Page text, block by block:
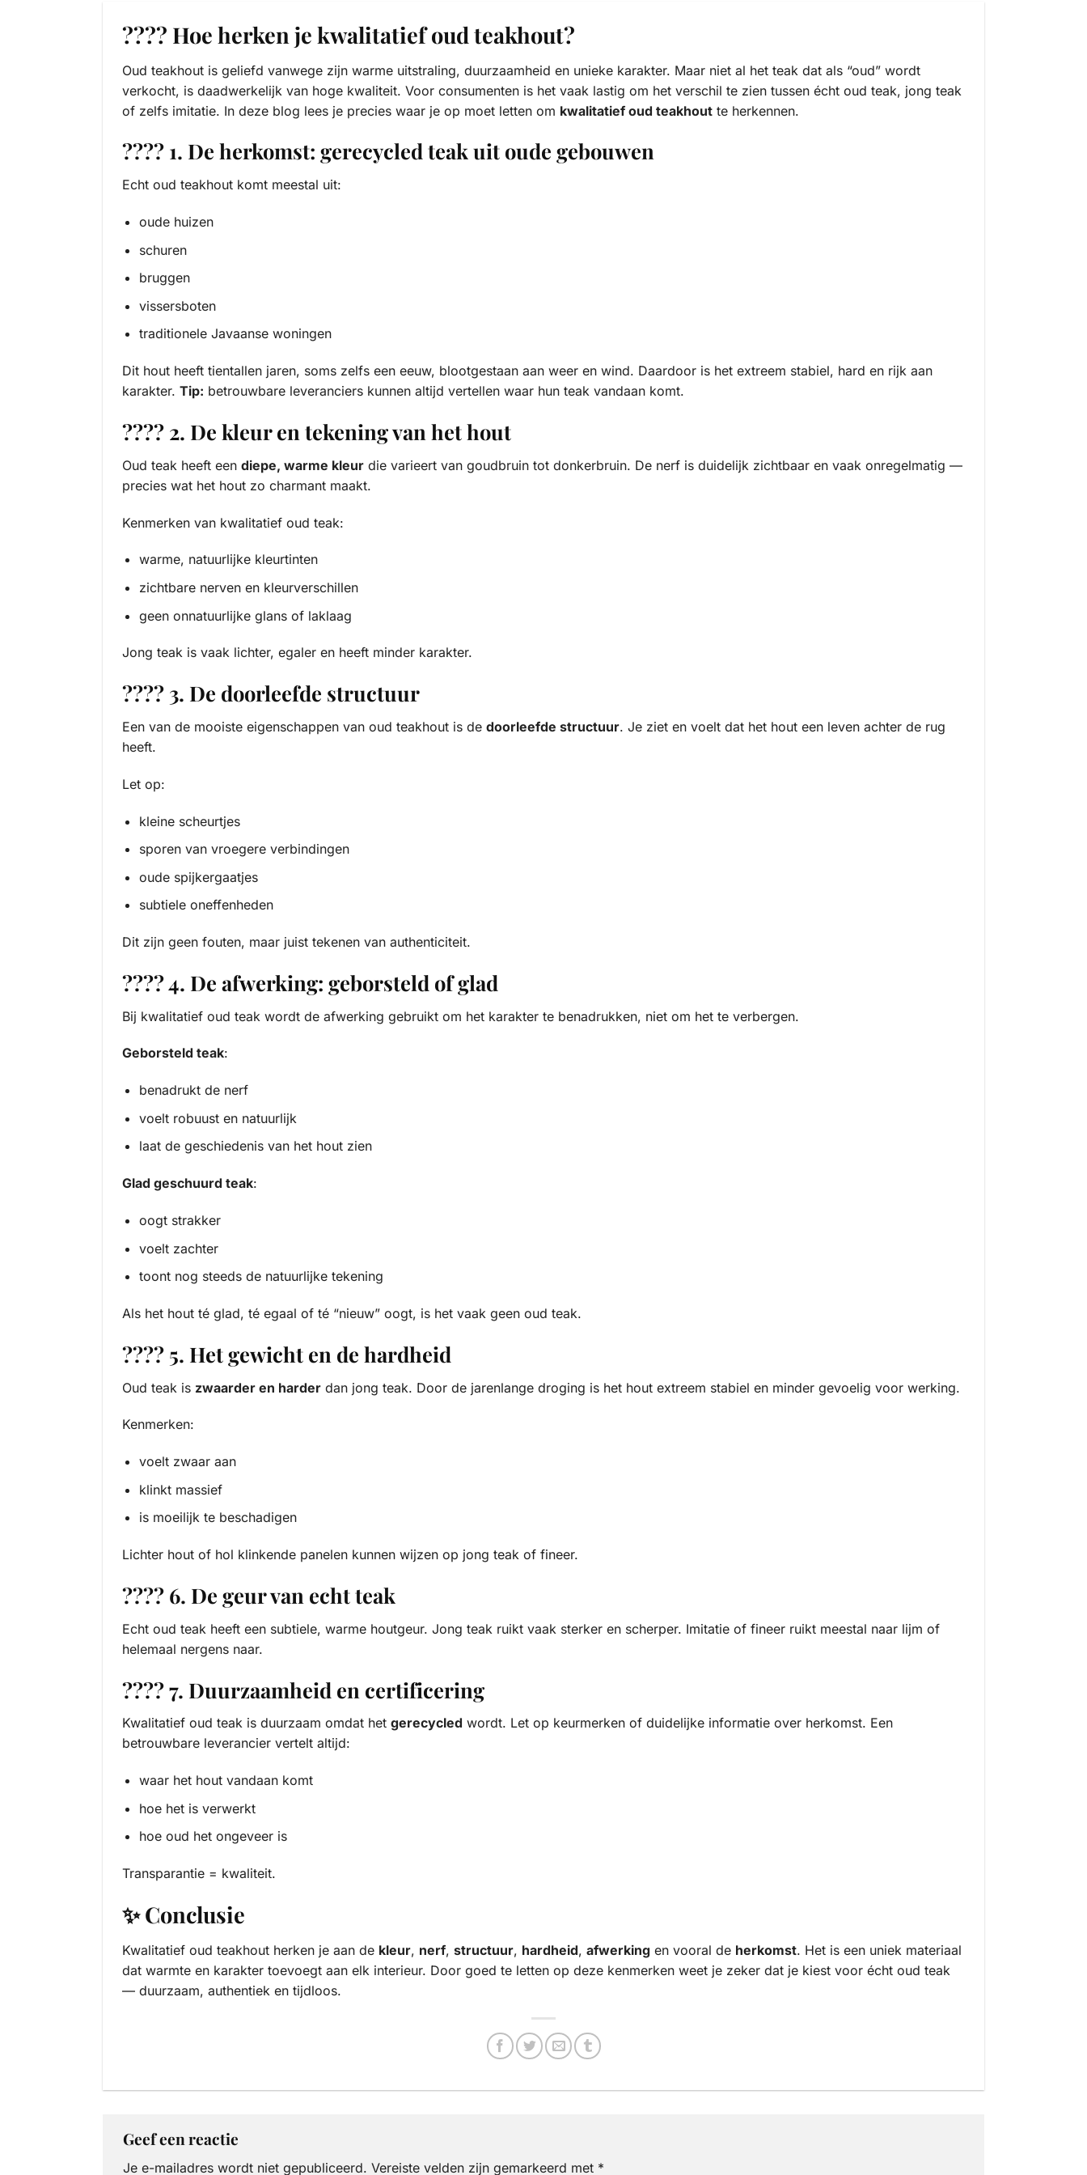
???? Hoe herken je kwalitatief oud teakhout?
Oud teakhout is geliefd vanwege zijn warme uitstraling, duurzaamheid en unieke karakter. Maar niet al het teak dat als “oud” wordt
verkocht, is daadwerkelijk van hoge kwaliteit. Voor consumenten is het vaak lastig om het verschil te zien tussen écht oud teak, jong teak
of zelfs imitatie. In deze blog lees je precies waar je op moet letten om kwalitatief oud teakhout te herkennen.
???? 1. De herkomst: gerecycled teak uit oude gebouwen
Echt oud teakhout komt meestal uit:
oude huizen
schuren
bruggen
vissersboten
traditionele Javaanse woningen
Dit hout heeft tientallen jaren, soms zelfs een eeuw, blootgestaan aan weer en wind. Daardoor is het extreem stabiel, hard en rijk aan
karakter. Tip: betrouwbare leveranciers kunnen altijd vertellen waar hun teak vandaan komt.
???? 2. De kleur en tekening van het hout
Oud teak heeft een diepe, warme kleur die varieert van goudbruin tot donkerbruin. De nerf is duidelijk zichtbaar en vaak onregelmatig —
precies wat het hout zo charmant maakt.
Kenmerken van kwalitatief oud teak:
warme, natuurlijke kleurtinten
zichtbare nerven en kleurverschillen
geen onnatuurlijke glans of laklaag
Jong teak is vaak lichter, egaler en heeft minder karakter.
???? 3. De doorleefde structuur
Een van de mooiste eigenschappen van oud teakhout is de doorleefde structuur. Je ziet en voelt dat het hout een leven achter de rug
heeft.
Let op:
kleine scheurtjes
sporen van vroegere verbindingen
oude spijkergaatjes
subtiele oneffenheden
Dit zijn geen fouten, maar juist tekenen van authenticiteit.
???? 4. De afwerking: geborsteld of glad
Bij kwalitatief oud teak wordt de afwerking gebruikt om het karakter te benadrukken, niet om het te verbergen.
Geborsteld teak:
benadrukt de nerf
voelt robuust en natuurlijk
laat de geschiedenis van het hout zien
Glad geschuurd teak:
oogt strakker
voelt zachter
toont nog steeds de natuurlijke tekening
Als het hout té glad, té egaal of té “nieuw” oogt, is het vaak geen oud teak.
???? 5. Het gewicht en de hardheid
Oud teak is zwaarder en harder dan jong teak. Door de jarenlange droging is het hout extreem stabiel en minder gevoelig voor werking.
Kenmerken:
voelt zwaar aan
klinkt massief
is moeilijk te beschadigen
Lichter hout of hol klinkende panelen kunnen wijzen op jong teak of fineer.
???? 6. De geur van echt teak
Echt oud teak heeft een subtiele, warme houtgeur. Jong teak ruikt vaak sterker en scherper. Imitatie of fineer ruikt meestal naar lijm of
helemaal nergens naar.
???? 7. Duurzaamheid en certificering
Kwalitatief oud teak is duurzaam omdat het gerecycled wordt. Let op keurmerken of duidelijke informatie over herkomst. Een
betrouwbare leverancier vertelt altijd:
waar het hout vandaan komt
hoe het is verwerkt
hoe oud het ongeveer is
Transparantie = kwaliteit.
✨ Conclusie
Kwalitatief oud teakhout herken je aan de kleur, nerf, structuur, hardheid, afwerking en vooral de herkomst. Het is een uniek materiaal
dat warmte en karakter toevoegt aan elk interieur. Door goed te letten op deze kenmerken weet je zeker dat je kiest voor écht oud teak
— duurzaam, authentiek en tijdloos.
Geef een reactie
Je e-mailadres wordt niet gepubliceerd. Vereiste velden zijn gemarkeerd met *